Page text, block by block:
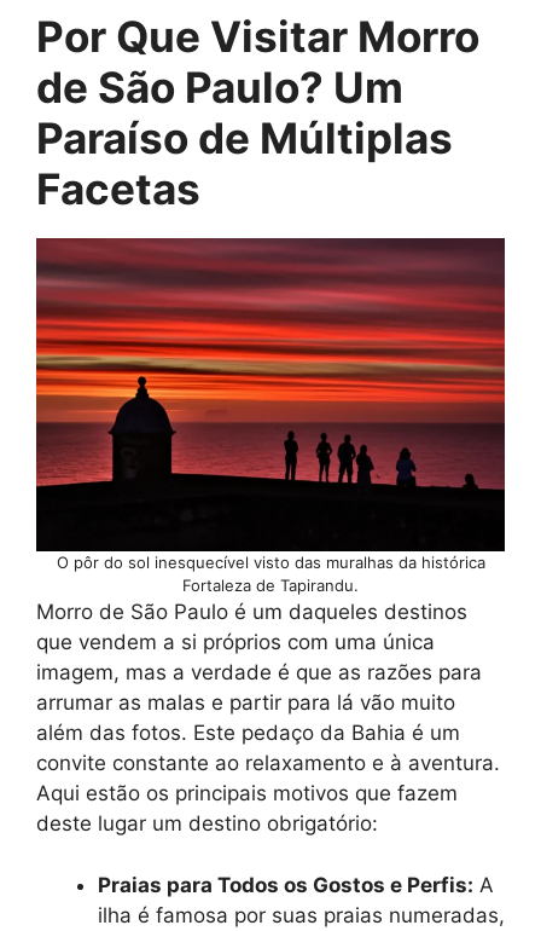
Por Que Visitar Morro
de São Paulo? Um
Paraíso de Múltiplas
Facetas
O pôr do sol inesquecível visto das muralhas da histórica
Fortaleza de Tapirandu.
Morro de São Paulo é um daqueles destinos
que vendem a si próprios com uma única
imagem, mas a verdade é que as razões para
arrumar as malas e partir para lá vão muito
além das fotos. Este pedaço da Bahia é um
convite constante ao relaxamento e à aventura.
Aqui estão os principais motivos que fazem
deste lugar um destino obrigatório:
Praias para Todos os Gostos e Perfis: A
ilha é famosa por suas praias numeradas,